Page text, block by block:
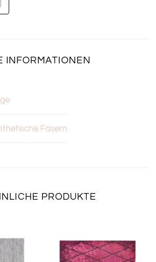
INFORMATIONEN
Fasern
PRODUKTE